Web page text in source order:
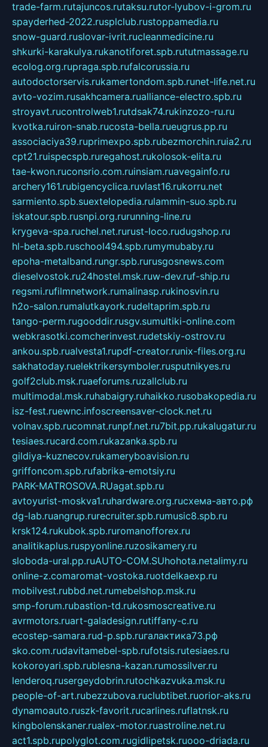
trade-farm.rutajuncos.rutaksu.rutor-lyubov-i-grom.ru
spayderhed-2022.rusplclub.rustoppamedia.ru
snow-guard.ruslovar-ivrit.rucleanmedicine.ru
shkurki-karakulya.rukanotiforet.spb.rututmassage.ru
ecolog.org.rupraga.spb.rufalcorussia.ru
autodoctorservis.rukamertondom.spb.runet-life.net.ru
avto-vozim.rusakhcamera.rualliance-electro.spb.ru
stroyavt.rucontrolweb1.rutdsak74.rukinzozo-ru.ru
kvotka.ruiron-snab.rucosta-bella.rueugrus.pp.ru
associaciya39.ruprimexpo.spb.rubezmorchin.ruia2.ru
cpt21.ruispecspb.ruregahost.rukolosok-elita.ru
tae-kwon.ruconsrio.com.ruinsiam.ruavegainfo.ru
archery161.rubigencyclica.ruvlast16.rukorru.net
sarmiento.spb.suextelopedia.rulammin-suo.spb.ru
iskatour.spb.rusnpi.org.rurunning-line.ru
krygeva-spa.ruchel.net.rurust-loco.rudugshop.ru
hl-beta.spb.ruschool494.spb.rumymubaby.ru
epoha-metalband.rungr.spb.rurusgosnews.com
dieselvostok.ru24hostel.msk.ruw-dev.ruf-ship.ru
regsmi.rufilmnetwork.rumalinasp.rukinosvin.ru
h2o-salon.rumalutkayork.rudeltaprim.spb.ru
tango-perm.rugooddir.rusgv.sumultiki-online.com
webkrasotki.comcherinvest.rudetskiy-ostrov.ru
ankou.spb.rualvesta1.rupdf-creator.runix-files.org.ru
sakhatoday.ruelektrikersymboler.rusputnikyes.ru
golf2club.msk.ruaeforums.ruzallclub.ru
multimodal.msk.ruhabaigry.ruhaikko.rusobakopedia.ru
isz-fest.ruewnc.infoscreensaver-clock.net.ru
volnav.spb.rucomnat.runpf.net.ru7bit.pp.rukalugatur.ru
tesiaes.rucard.com.rukazanka.spb.ru
gildiya-kuznecov.rukameryboavision.ru
griffoncom.spb.rufabrika-emotsiy.ru
PARK-MATROSOVA.RUagat.spb.ru
avtoyurist-moskva1.ruhardware.org.ruсхема-авто.рф
dg-lab.ruangrup.rurecruiter.spb.rumusic8.spb.ru
krsk124.rukubok.spb.ruromanofforex.ru
analitikaplus.ruspyonline.ruzosikamery.ru
sloboda-ural.pp.ruAUTO-COM.SUhohota.netalimy.ru
online-z.comaromat-vostoka.ruotdelkaexp.ru
mobilvest.rubbd.net.rumebelshop.msk.ru
smp-forum.rubastion-td.rukosmoscreative.ru
avrmotors.ruart-galadesign.rutiffany-c.ru
ecostep-samara.rud-p.spb.ruгалактика73.рф
sko.com.rudavitamebel-spb.rufotsis.rutesiaes.ru
kokoroyari.spb.rublesna-kazan.rumossilver.ru
lenderoq.rusergeydobrin.rutochkazvuka.msk.ru
people-of-art.rubezzubova.ruclubtibet.ruorior-aks.ru
dynamoauto.ruszk-favorit.rucarlines.ruflatnsk.ru
kingbolenskaner.rualex-motor.ruastroline.net.ru
act1.spb.rupolyglot.com.rugidlipetsk.ruooo-driada.ru